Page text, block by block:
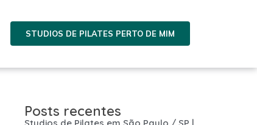
STUDIOS DE PILATES PERTO DE MIM
Posts recentes